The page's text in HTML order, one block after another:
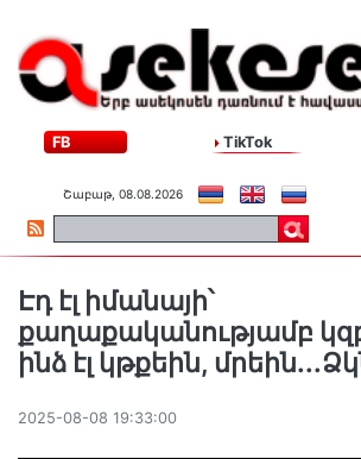
FB TikTok
Շաբաթ, 08.08.2026
Էդ էլ իմանայի՝
քաղաքականությամբ
ինձ էլ կթքեին,
2025-08-08 19:33:00